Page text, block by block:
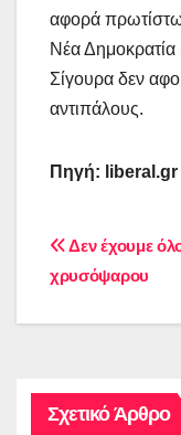
αφορά
Νέα
Σίγουρα δεν
αντιπάλους.
Πηγή: liberal.gr
άρθρων
Δεν έχουμε
χρυσόψαρου
Σχετικό Άρθρο